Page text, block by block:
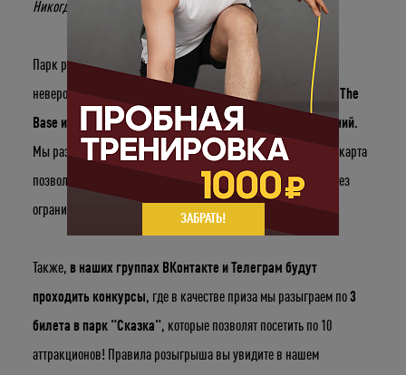
Никогда отдыхать не было так просто - вместе с The Base!
Парк развлечений «Сказка» совместно с The Base запускает
невероятный конкурс!
С 1 по 19 июня приводите друзей в The
Base и получите шанс выиграть приз от парка развлечений.
Мы разыграем для вас1 карту «Безлимит» на 2 персоны : карта
позволит вам в течение 1 дня посещать аттракционы парка без
ограничений!
Также, в наших группах ВКонтакте и Телеграм будут
проходить конкурсы, где в качестве приза мы разыграем по3
билета в парк "Сказка", которые позволят посетить по 10
аттракционов! Правила розыгрыша вы увидите в нашем
ЗАБРАТЬ!